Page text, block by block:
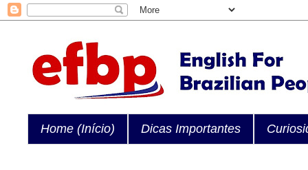
Home (Início) Dicas Importantes